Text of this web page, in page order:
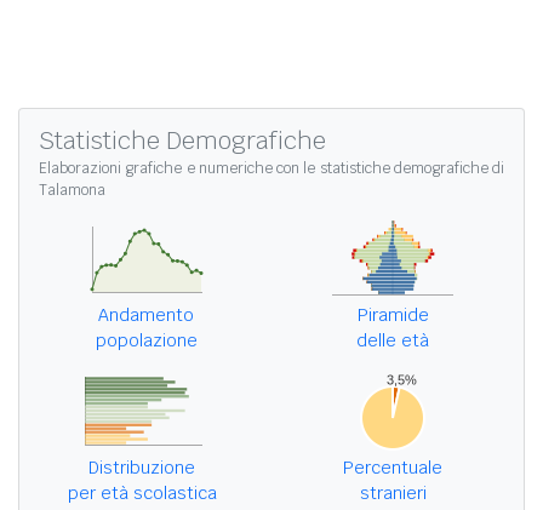
Statistiche Demografiche
Elaborazioni grafiche e numeriche con le statistiche demografiche di
Talamona
Andamento
popolazione
Piramide
delle età
Distribuzione
per età scolastica
Percentuale
stranieri